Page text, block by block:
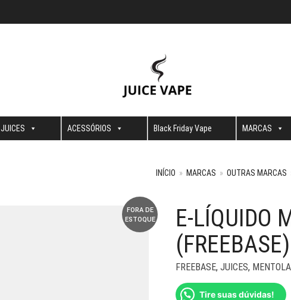
JUICES ACESSÓRIOS Black Friday Vape MARCAS
INÍCIO » MARCAS » OUTRAS MARCAS
FORA DE
ESTOQUE
E-LÍQUIDO
FREEBASE, JUICES,
Tire suas dúvidas!